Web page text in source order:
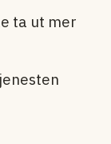
ta ut mer